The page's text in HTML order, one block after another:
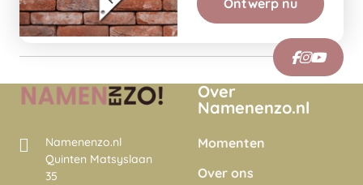
Namenenzo.nl
Quinten Matsyslaan
35
Over
Namenenzo.nl
Momenten
Over ons